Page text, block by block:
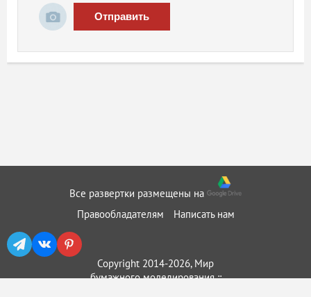
Отправить
Все развертки размещены на
Правообладателям
Написать нам
Copyright 2014-2026, Мир
бумажного моделирования ::